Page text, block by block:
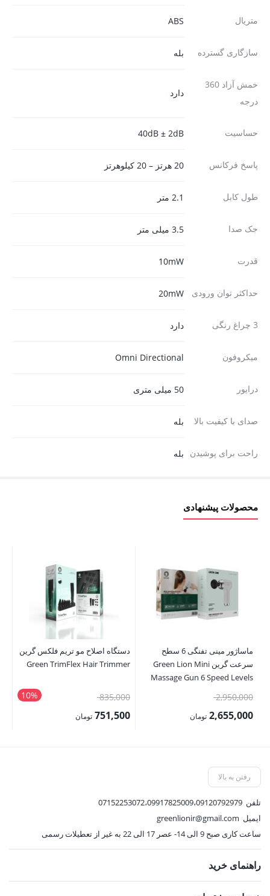
متریال ABS
سازگاری گسترده بله
خمش آزاد 360
درجه
دارد
حساسیت 40dB ± 2dB
پاسخ فرکانس 20 هرتز – 20 کیلوهرتز
طول کابل 2.1 متر
جک صدا 3.5 میلی متر
قدرت 10mW
حداکثر توان ورودی 20mW
3 چراغ رنگی دارد
میکروفون Omni Directional
درایور 50 میلی متری
صدای با کیفیت بالا بله
راحت برای پوشیدن بله
محصولات پیشنهادی
ماساژور مینی تفنگی 6 سطح
سرعت گرین Green Lion Mini
Massage Gun 6 Speed Levels
2,950,000قیمت
اصلی:2,655,000 تومان
2,655,000 تومان.
دستگاه اصلاح مو تریم فلکس گرین
Green TrimFlex Hair Trimmer
10% 835,000قیمت
اصلی:751,500 تومان
رفتن به بالا
تلفن 07152253072،09917825009،09120792979
ایمیل greenlionir@gmail.com
ساعت کاری صبح 9 الی 14- عصر 17 الی 22 به غیر از تعطیلات رسمی
راهنمای خرید